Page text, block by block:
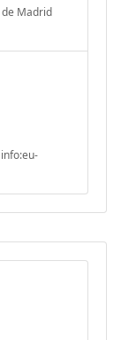
Madrid